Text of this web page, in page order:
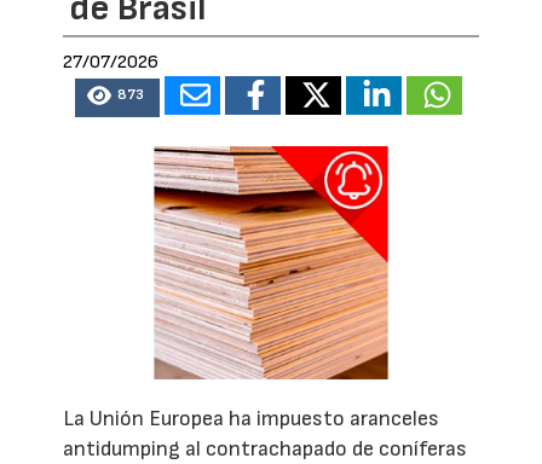
de Brasil
27/07/2026
873
La Unión Europea ha impuesto aranceles
antidumping al contrachapado de coníferas